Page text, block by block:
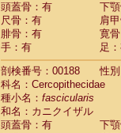
頭蓋骨：有
下
尺骨：有
肩
腓骨：有
寛
手：有
足
剖検番号：00188
性
科名：Cercopithecidae
種小名： fascicularis
和名：カニクイザル
頭蓋骨：有
下